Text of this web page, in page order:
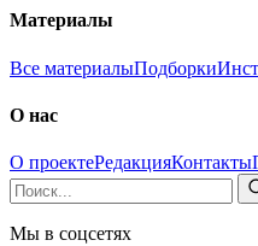
Материалы
Все материалыПодборки
О нас
О проектеРедакцияКонтакты
Мы в соцсетях